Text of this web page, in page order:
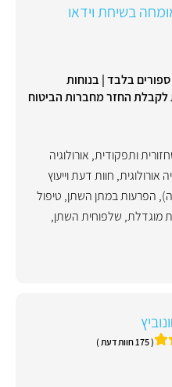
מומחה בשיחת וידאו
ספורים בלבד | בנוחות
לקבלת החזר מחברות הביטוח
ותפקודית, אורולוגיה
אורולוגית, חוות דעת וייעוץ
, הפרעות במתן השתן, טיפול
מוגדלת, שלפוחית השתן,
( 175 חוות דעת )